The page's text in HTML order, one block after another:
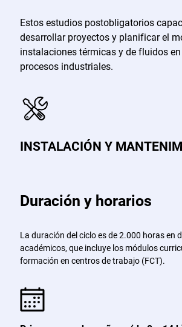
Estos estudios postobligatorios
desarrollar proyectos y planificar el
instalaciones térmicas y de fluidos
procesos industriales.
INSTALACIÓN Y
Duración y horarios
La duración del ciclo es de 2.000 horas en
académicos, que incluye los módulos
formación en centros de trabajo (FCT).